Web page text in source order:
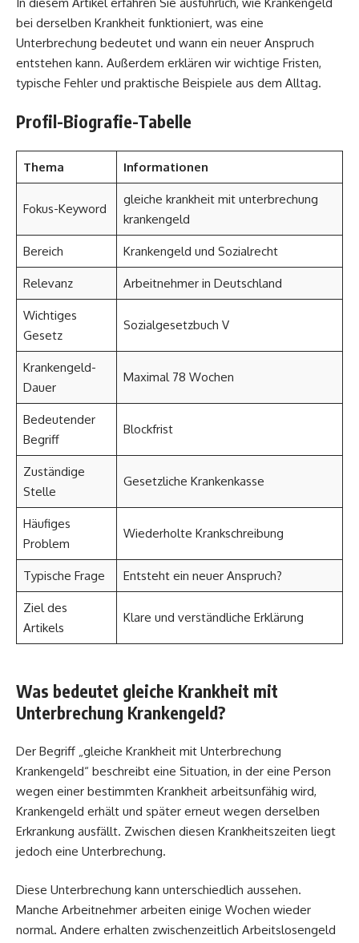
bei derselben Krankheit funktioniert, was eine
Unterbrechung bedeutet und wann ein neuer Anspruch
entstehen kann. Außerdem erklären wir wichtige Fristen,
typische Fehler und praktische Beispiele aus dem Alltag.
Profil-Biografie-Tabelle
Thema Informationen
Fokus-Keyword
gleiche krankheit mit unterbrechung
krankengeld
Bereich Krankengeld und Sozialrecht
Relevanz Arbeitnehmer in Deutschland
Wichtiges
Gesetz
Sozialgesetzbuch V
Krankengeld-
Dauer
Maximal 78 Wochen
Bedeutender
Begriff
Blockfrist
Zuständige
Stelle
Gesetzliche Krankenkasse
Häufiges
Problem
Wiederholte Krankschreibung
Typische Frage Entsteht ein neuer Anspruch?
Ziel des
Artikels
Klare und verständliche Erklärung
Was bedeutet gleiche Krankheit mit
Unterbrechung Krankengeld?
Der Begriff „gleiche Krankheit mit Unterbrechung
Krankengeld“ beschreibt eine Situation, in der eine Person
wegen einer bestimmten Krankheit arbeitsunfähig wird,
Krankengeld erhält und später erneut wegen derselben
Erkrankung ausfällt. Zwischen diesen Krankheitszeiten liegt
jedoch eine Unterbrechung.
Diese Unterbrechung kann unterschiedlich aussehen.
Manche Arbeitnehmer arbeiten einige Wochen wieder
normal. Andere erhalten zwischenzeitlich Arbeitslosengeld